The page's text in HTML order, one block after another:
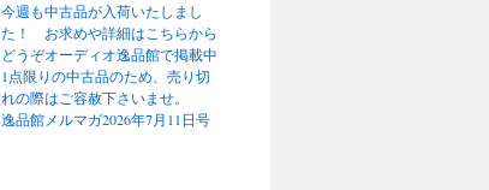
今週も中古品が入荷いたしまし
た！ お求めや詳細はこちらから
どうぞオーディオ逸品館で掲載中
1点限りの中古品のため、売り切
れの際はご容赦下さいませ。
逸品館メルマガ2026年7月11日号